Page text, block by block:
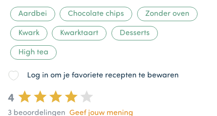
Aardbei Chocolate chips Zonder oven
Kwark Kwarktaart Desserts
High tea
Log in om je favoriete recepten te bewaren
4
3 beoordelingen Geef jouw mening